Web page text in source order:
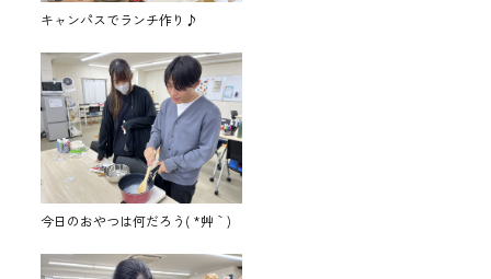
キャンパスでランチ作り♪
今日のおやつは何だろう( *´艸｀)